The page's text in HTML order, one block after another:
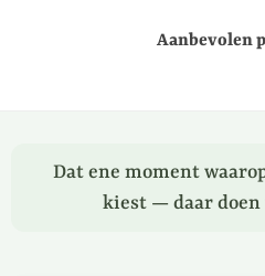
Aanbevolen
Dat ene moment
kiest — daar doen